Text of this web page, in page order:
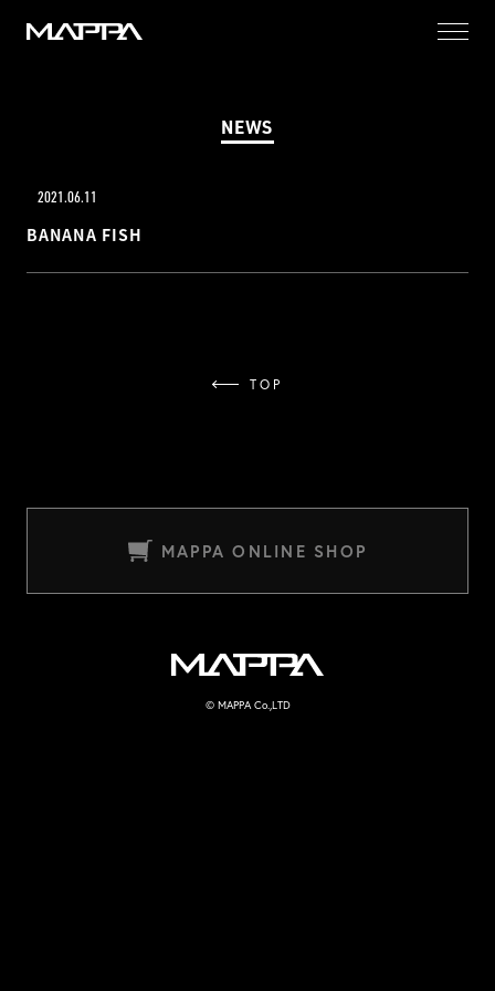
MAPPA
NEWS
2021.06.11
BANANA FISH
TOP
MAPPA ONLINE SHOP
MAPPA
© MAPPA Co.,LTD